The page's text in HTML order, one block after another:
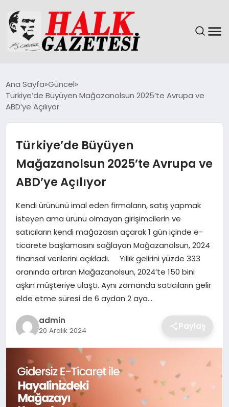
DÜNYA
EKONOMI
MAGAZIN
SAĞLIK
SIYASET
SPOR
TEKNOLOJI
YAŞAM
Ana Sayfa Güncel
Türkiye’de Büyüyen Mağazanolsun 2025’te Avrupa ve
ABD’ye Açılıyor
Türkiye’de Büyüyen
Mağazanolsun 2025’te Avrupa ve
ABD’ye Açılıyor
Kendi ürününü imal eden firmaların, satış yapmak
isteyen ama ürünü olmayan girişimcilerin ve
satıcıların kendi mağazasın açarak 1 gün içinde e-
ticarete başlamasını sağlayan Mağazanolsun, 2024
finansal verilerini açıkladı. Yıllık gelirini yüzde 333
oranında artıran Mağazanolsun, 2024’te 150 bini
aşkın müşteriye ulaştı. Aynı zamanda satıcıların gelir
elde etme süresi de 6 aydan 2 aya…
admin
20 Aralık 2024 Paylaş